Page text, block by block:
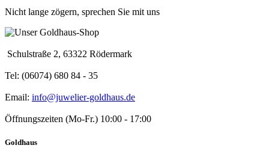
Nicht lange zögern, sprechen Sie mit uns
Schulstraße 2, 63322 Rödermark
Tel: (06074) 680 84 - 35
Email: info@juwelier-goldhaus.de
Öffnungszeiten (Mo-Fr.) 10:00 - 17:00
Goldhaus